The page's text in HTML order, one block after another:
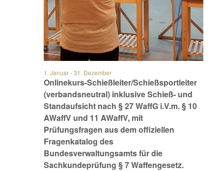
Onlinekurs-Schießleiter/Schießsportleiter
(verbandsneutral) inklusive Schieß- und
Standaufsicht nach § 27 WaffG i.V.m. § 10
AWaffV und 11 AWaffV, mit
Prüfungsfragen aus dem offiziellen
Fragenkatalog des
Bundesverwaltungsamts für die
Sachkundeprüfung § 7 Waffengesetz.
1. Januar-31. Dezember